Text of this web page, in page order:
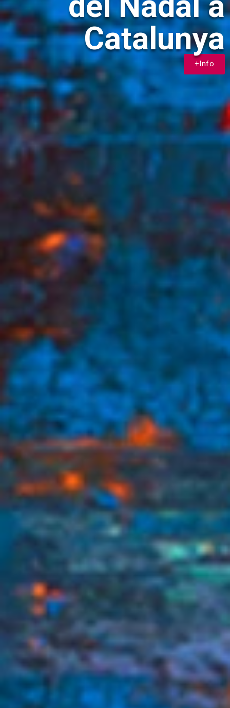
Catalunya
+Info